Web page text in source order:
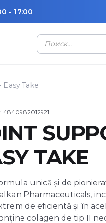
- 17:00
Поиск
товаров
Easy Take
4840982012921
TAKE
unică și de
Pharmaceuticals,
de eficientă și în
colagen de tip II